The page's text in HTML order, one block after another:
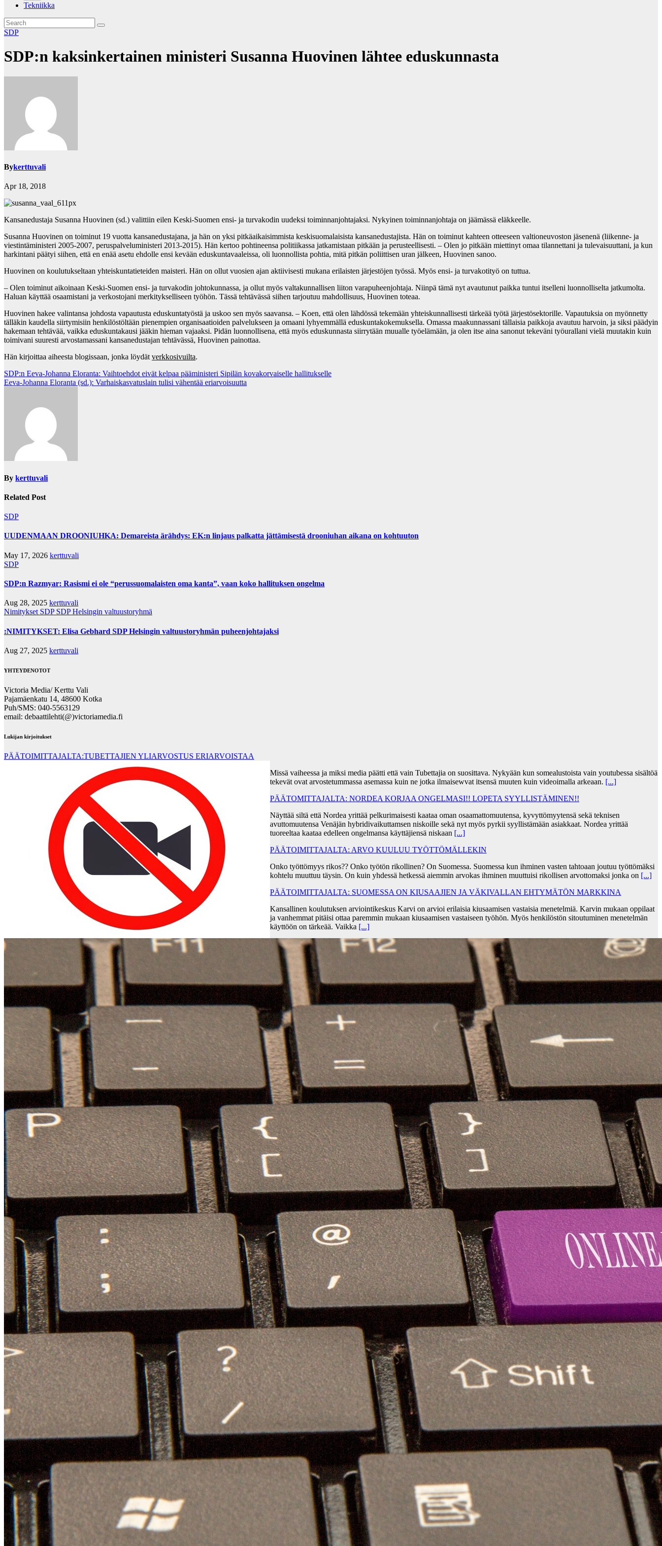
Tekniikka
SDP
SDP:n kaksinkertainen ministeri Susanna Huovinen lähtee eduskunnasta
Bykerttuvali
Apr 18, 2018
Kansanedustaja Susanna Huovinen (sd.) valittiin eilen Keski-Suomen ensi- ja turvakodin uudeksi toiminnanjohtajaksi. Nykyinen toiminnanjohtaja on jäämässä eläkkeelle.
Susanna Huovinen on toiminut 19 vuotta kansanedustajana, ja hän on yksi pitkäaikaisimmista keskisuomalaisista kansanedustajista. Hän on toiminut kahteen otteeseen valtioneuvoston jäsenenä (liikenne- ja
viestintäministeri 2005-2007, peruspalveluministeri 2013-2015). Hän kertoo pohtineensa politiikassa jatkamistaan pitkään ja perusteellisesti. – Olen jo pitkään miettinyt omaa tilannettani ja tulevaisuuttani, ja kun
harkintani päätyi siihen, että en enää asetu ehdolle ensi kevään eduskuntavaaleissa, oli luonnollista pohtia, mitä pitkän poliittisen uran jälkeen, Huovinen sanoo.
Huovinen on koulutukseltaan yhteiskuntatieteiden maisteri. Hän on ollut vuosien ajan aktiivisesti mukana erilaisten järjestöjen työssä. Myös ensi- ja turvakotityö on tuttua.
– Olen toiminut aikoinaan Keski-Suomen ensi- ja turvakodin johtokunnassa, ja ollut myös valtakunnallisen liiton varapuheenjohtaja. Niinpä tämä nyt avautunut paikka tuntui itselleni luonnolliselta jatkumolta.
Haluan käyttää osaamistani ja verkostojani merkitykselliseen työhön. Tässä tehtävässä siihen tarjoutuu mahdollisuus, Huovinen toteaa.
Huovinen hakee valintansa johdosta vapautusta eduskuntatyöstä ja uskoo sen myös saavansa. – Koen, että olen lähdössä tekemään yhteiskunnallisesti tärkeää työtä järjestösektorille. Vapautuksia on myönnetty
tälläkin kaudella siirtymisiin henkilöstöltään pienempien organisaatioiden palvelukseen ja omaani lyhyemmällä eduskuntakokemuksella. Omassa maakunnassani tällaisia paikkoja avautuu harvoin, ja siksi päädyin
hakemaan tehtävää, vaikka eduskuntakausi jääkin hieman vajaaksi. Pidän luonnollisena, että myös eduskunnasta siirrytään muualle työelämään, ja olen itse aina sanonut tekeväni työurallani vielä muutakin kuin
toimivani suuresti arvostamassani kansanedustajan tehtävässä, Huovinen painottaa.
Hän kirjoittaa aiheesta blogissaan, jonka löydätverkkosivuilta.
Post
navigation
SDP:n Eeva-Johanna Eloranta: Vaihtoehdot eivät kelpaa pääministeri Sipilän kovakorvaiselle hallitukselle
Eeva-Johanna Eloranta (sd.): Varhaiskasvatuslain tulisi vähentää eriarvoisuutta
By kerttuvali
Related Post
SDP
UUDENMAAN DROONIUHKA: Demareista ärähdys: EK:n linjaus palkatta jättämisestä drooniuhan aikana on kohtuuton
May 17, 2026 kerttuvali
SDP
SDP:n Razmyar: Rasismi ei ole “perussuomalaisten oma kanta”, vaan koko hallituksen ongelma
Aug 28, 2025 kerttuvali
Nimitykset SDP SDP Helsingin valtuustoryhmä
:NIMITYKSET: Elisa Gebhard SDP Helsingin valtuustoryhmän puheenjohtajaksi
Aug 27, 2025 kerttuvali
YHTEYDENOTOT
Victoria Media/ Kerttu Vali
Pajamäenkatu 14, 48600 Kotka
Puh/SMS: 040-5563129
email: debaattilehti(@)victoriamedia.fi
Lukijan kirjoitukset
PÄÄTOIMITTAJALTA:TUBETTAJIEN YLIARVOSTUS ERIARVOISTAA
Missä vaiheessa ja miksi media päätti että vain Tubettajia on suosittava. Nykyään kun somealustoista vain youtubessa sisältöä
tekevät ovat arvostetummassa asemassa kuin ne jotka ilmaisewvat itsensä muuten kuin videoimalla arkeaan. [...]
PÄÄTOMITTAJALTA: NORDEA KORJAA ONGELMASI!! LOPETA SYYLLISTÄMINEN!!
Näyttää siltä että Nordea yrittää pelkurimaisesti kaataa oman osaamattomuutensa, kyvyttömyytensä sekä teknisen
avuttomuutensa Venäjän hybridivaikuttamsen niskoille sekä nyt myös pyrkii syyllistämään asiakkaat. Nordea yrittää
tuoreeltaa kaataa edelleen ongelmansa käyttäjiensä niskaan [...]
PÄÄTOIMITTAJALTA: ARVO KUULUU TYÖTTÖMÄLLEKIN
Onko työttömyys rikos?? Onko työtön rikollinen? On Suomessa. Suomessa kun ihminen vasten tahtoaan joutuu työttömäksi
kohtelu muuttuu täysin. On kuin yhdessä hetkessä aiemmin arvokas ihminen muuttuisi rikollisen arvottomaksi jonka on [...]
PÄÄTOIMITTAJALTA: SUOMESSA ON KIUSAAJIEN JA VÄKIVALLAN EHTYMÄTÖN MARKKINA
Kansallinen koulutuksen arviointikeskus Karvi on arvioi erilaisia kiusaamisen vastaisia menetelmiä. Karvin mukaan oppilaat
ja vanhemmat pitäisi ottaa paremmin mukaan kiusaamisen vastaiseen työhön. Myös henkilöstön sitoutuminen menetelmän
käyttöön on tärkeää. Vaikka [...]